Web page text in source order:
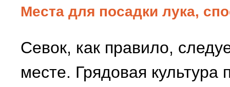
Места для посадки лука,
Севок, как правило,
месте. Грядовая